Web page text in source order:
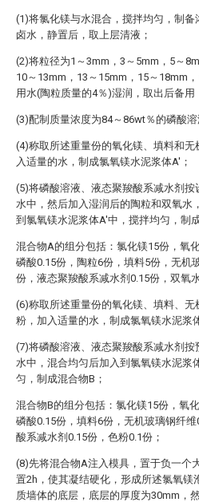
(1)将氯化镁与水混合，搅拌均匀，制备
卤水，静置后，取上层清液；
(2)将粒径为1～3mm，3～5mm，5～
10～13mm，13～15mm，15～18mm
用水(陶粒质量的4％)湿润，取出后备用
(3)配制质量浓度为84～86wt％的磷酸溶
(4)称取所述重量份的氧化镁、填料和无
入适量的水，制成氯氧镁水泥浆体A′；
(5)将磷酸溶液、液态聚羧酸系减水剂按
水中，然后加入湿润后的陶粒和双氧水
到氯氧镁水泥浆体A′中，搅拌均匀，制
混合物A的组分包括：氯化镁15份，氧
磷酸0.15份，陶粒6份，填料5份，无机
份，液态聚羧酸系减水剂0.15份，双氧
(6)称取所述重量份的氧化镁、填料、无
粉，加入适量的水，制成氯氧镁水泥浆体
(7)将磷酸溶液、液态聚羧酸系减水剂按
水中，混合均匀后加入到氯氧镁水泥浆
匀，制成混合物B；
混合物B的组分包括：氯化镁15份，氧
磷酸0.15份，填料6份，无机玻璃钢纤
酸系减水剂0.15份，色粉0.1份；
(8)先将混合物A注入模具，置于负一个
置2h，使其凝结硬化，形成所述氯氧镁
质墙体的底层，底层的厚度为30mm，